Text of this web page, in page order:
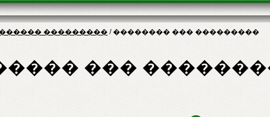
��������� /�������� ��� ���������
���